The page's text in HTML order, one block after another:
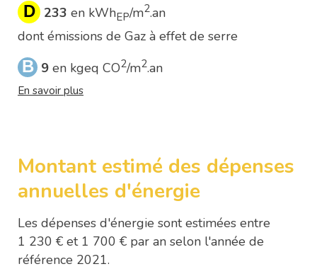
D 233 en kWhEP/m2.an
dont émissions de Gaz à effet de serre
B 9 en kgeq CO2/m2.an
En savoir plus
Montant estimé des dépenses
annuelles d'énergie
Les dépenses d'énergie sont estimées entre
1 230 € et 1 700 € par an selon l'année de
référence 2021.